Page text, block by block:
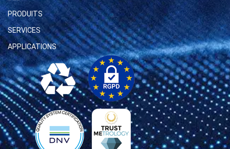
PRODUITS
SERVICES
APPLICATIONS